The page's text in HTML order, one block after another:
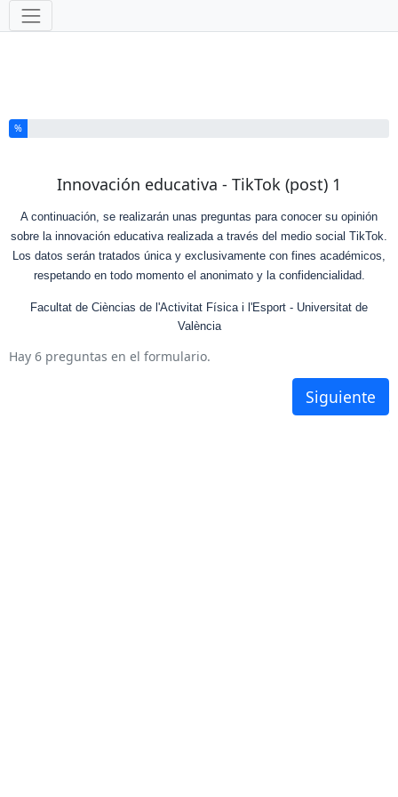
Herramientas
Ha completado el % de este formulario
%
Innovación educativa - TikTok (post) 1
A continuación, se realizarán unas preguntas para conocer su opinión
sobre la innovación educativa realizada a través del medio social TikTok.
Los datos serán tratados única y exclusivamente con fines académicos,
respetando en todo momento el anonimato y la confidencialidad.
Facultat de Cièncias de l'Activitat Física i l'Esport - Universitat de
València
Hay 6 preguntas en el formulario.
Siguiente